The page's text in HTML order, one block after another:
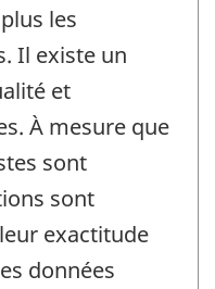
les
Il existe un
et
À mesure que
sont
sont
exactitude
données